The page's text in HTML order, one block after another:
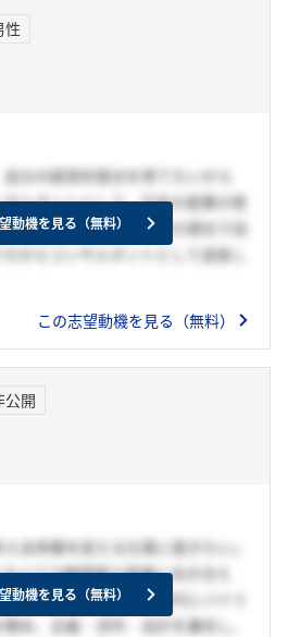
性
分の経営的視点を育てたいから
ルタントとして、日本の産業の発
。そのためには最大手の貴社で自
からコンサルタントとして成長し
動機を見る（無料）
この志望動機を見る（無料）
公開
全体像を捉える仕事に就きたい」
比べて少数精鋭で事業に向き合え
志望する。私は学生時代にバドミ
め、企画・渉外・会計を兼任し、
動機を見る（無料）